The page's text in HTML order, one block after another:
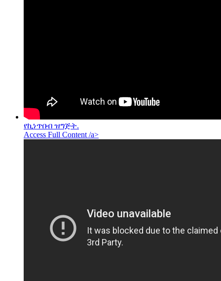
የኪነጥበብ ዝግጅት.
Access Full Content /a>